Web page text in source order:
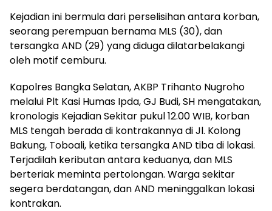
Kejadian ini bermula dari perselisihan antara korban,
seorang perempuan bernama MLS (30), dan
tersangka AND (29) yang diduga dilatarbelakangi
oleh motif cemburu.
Kapolres Bangka Selatan, AKBP Trihanto Nugroho
melalui Plt Kasi Humas Ipda, GJ Budi, SH mengatakan,
kronologis Kejadian Sekitar pukul 12.00 WIB, korban
MLS tengah berada di kontrakannya di Jl. Kolong
Bakung, Toboali, ketika tersangka AND tiba di lokasi.
Terjadilah keributan antara keduanya, dan MLS
berteriak meminta pertolongan. Warga sekitar
segera berdatangan, dan AND meninggalkan lokasi
kontrakan.